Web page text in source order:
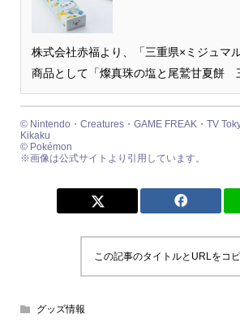
株式会社赤福より、「三重県×ミジュマ
商品として「燦真珠の塩と尾鷲甘夏餅
© Nintendo・Creatures・GAME FREAK・TV
Kikaku
© Pokémon
※画像は公式サイトより引用しています。
この記事のタイトルとURLをコ
グッズ情報